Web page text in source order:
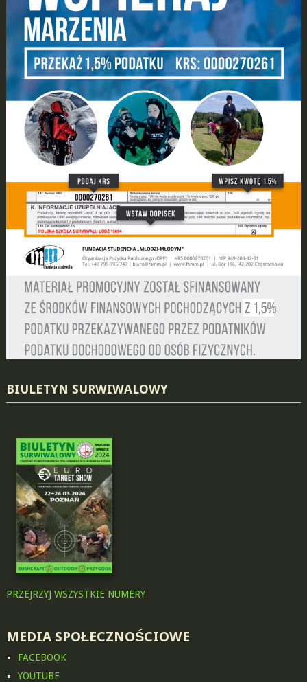
BIULETYN SURWIWALOWY
PRZEJRZYJ WSZYSTKIE NUMERY
MEDIA SPOŁECZNOŚCIOWE
FACEBOOK
YOUTUBE